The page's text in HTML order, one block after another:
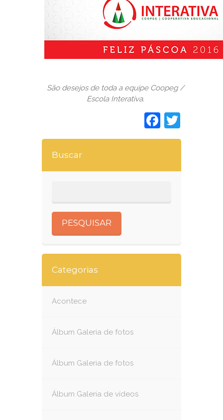
São desejos de toda a equipe Coopeg /
Escola Interativa.
Buscar
Categorias
Acontece
Álbum Galeria de fotos
Álbum Galeria de fotos
Álbum Galeria de vídeos